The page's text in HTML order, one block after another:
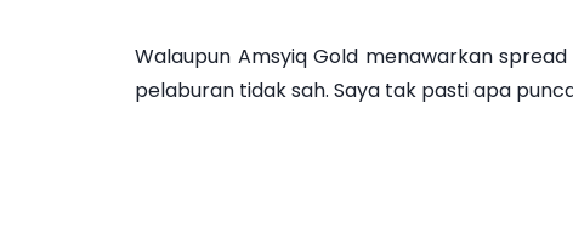
Walaupun Amsyiq Gold menawarkan
pelaburan tidak sah. Saya tak pasti apa